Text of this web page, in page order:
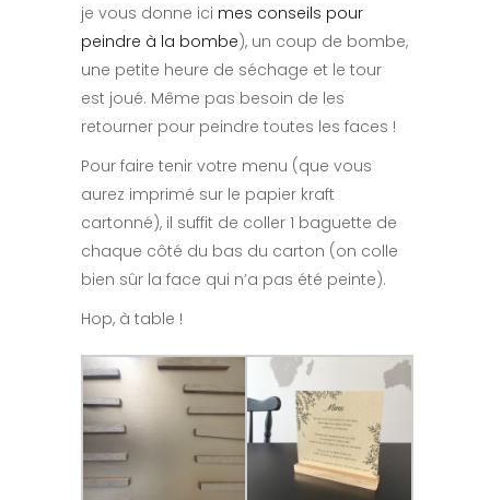
je vous donne ici mes conseils pour
peindre à la bombe), un coup de bombe,
une petite heure de séchage et le tour
est joué. Même pas besoin de les
retourner pour peindre toutes les faces !
Pour faire tenir votre menu (que vous
aurez imprimé sur le papier kraft
cartonné), il suffit de coller 1 baguette de
chaque côté du bas du carton (on colle
bien sûr la face qui n’a pas été peinte).
Hop, à table !